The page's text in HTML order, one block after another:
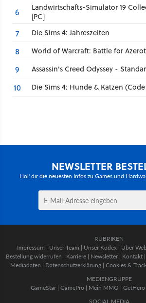
6
Landwirtschafts-Simulator 19
[PC]
7 Die Sims 4: Jahreszeiten
8 World of Warcraft: Battle for
9 Assassin's Creed Odyssey -
10 Die Sims 4: Hunde & Katzen
NEWSLETTER
Hol' dir die neuesten Infos zu Games und
RUBRIKEN
Impressum | Unser Team | Unser Kodex | Über
Bestellung widerrufen | Karriere | Newsletter | Kontakt |
Mediadaten | Datenschutzerklärung | Cookies &
MEDIENGRUPPE
GameStar| GamePro | Mein MMO | GetHero